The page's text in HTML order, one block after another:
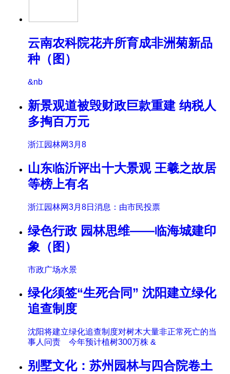
云南农科院花卉所育成非洲菊新品
种（图）
&nb
新景观道被毁财政巨款重建 纳税人
多掏百万元
浙江园林网3月8
山东临沂评出十大景观 王羲之故居
等榜上有名
浙江园林网3月8日消息：由市民投票
绿色行政 园林思维——临海城建印
象（图）
市政广场水景
绿化须签“生死合同” 沈阳建立绿化
追查制度
沈阳将建立绿化追查制度对树木大量非正常死亡的当
事人问责 今年预计植树300万株 &
别墅文化：苏州园林与四合院卷土